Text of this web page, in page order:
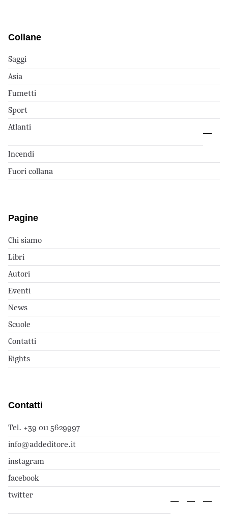
Collane
Saggi
Asia
Fumetti
Sport
Atlanti
Incendi
Fuori collana
Pagine
Chi siamo
Libri
Autori
Eventi
News
Scuole
Contatti
Rights
Contatti
Tel. +39 011 5629997
info@addeditore.it
instagram
facebook
twitter